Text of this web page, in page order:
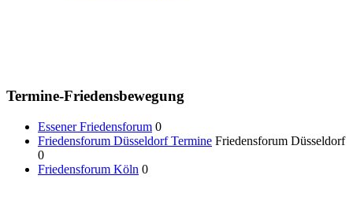
Termine-Friedensbewegung
Essener Friedensforum 0
Friedensforum Düsseldorf Termine Friedensforum Düsseldorf
0
Friedensforum Köln 0